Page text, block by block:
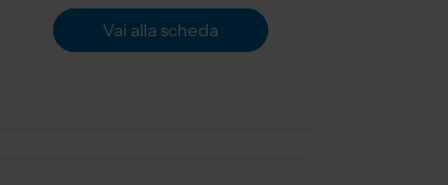
Vai alla scheda